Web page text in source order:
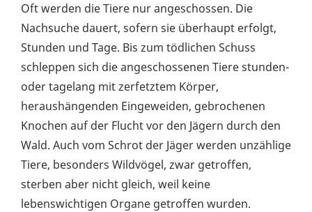
Oft werden die Tiere nur angeschossen. Die
Nachsuche dauert, sofern sie überhaupt erfolgt,
Stunden und Tage. Bis zum tödlichen Schuss
schleppen sich die angeschossenen Tiere stunden-
oder tagelang mit zerfetztem Körper,
heraushängenden Eingeweiden, gebrochenen
Knochen auf der Flucht vor den Jägern durch den
Wald. Auch vom Schrot der Jäger werden unzählige
Tiere, besonders Wildvögel, zwar getroffen,
sterben aber nicht gleich, weil keine
lebenswichtigen Organe getroffen wurden.